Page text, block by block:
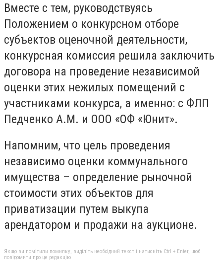
Вместе с тем, руководствуясь
Положением о конкурсном отборе
субъектов оценочной деятельности,
конкурсная комиссия решила заключить
договора на проведение независимой
оценки этих нежилых помещений с
участниками конкурса, а именно: с ФЛП
Педченко А.М. и ООО «ОФ «Юнит».
Напомним, что цель проведения
независимо оценки коммунального
имущества – определение рыночной
стоимости этих объектов для
приватизации путем выкупа
арендатором и продажи на аукционе.
Якщо ви помітили помилку, виділіть необхідний текст і натисніть Ctrl + Enter, щоб
повідомити про це редакцію